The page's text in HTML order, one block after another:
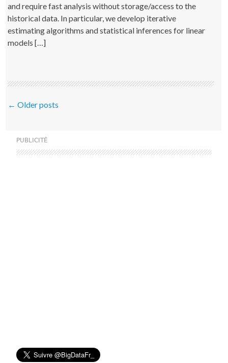
and require fast analysis without storage/access to the
historical data. In particular, we develop iterative
estimating algorithms and statistical inferences for linear
models […]
Post navigation
← Older posts
PUBLICITÉ